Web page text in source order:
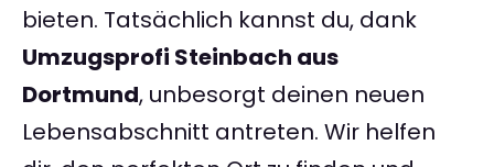
bieten. Tatsächlich kannst du, dank
Umzugsprofi Steinbach aus
Dortmund, unbesorgt deinen neuen
Lebensabschnitt antreten. Wir helfen